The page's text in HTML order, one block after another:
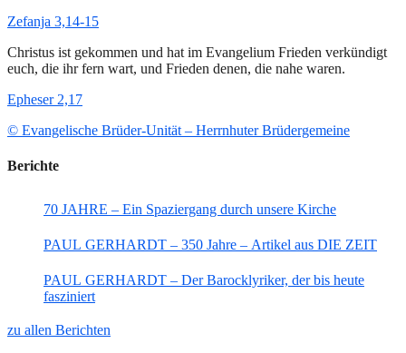
Zefanja 3,14-15
Christus ist gekommen und hat im Evangelium Frieden verkündigt
euch, die ihr fern wart, und Frieden denen, die nahe waren.
Epheser 2,17
© Evangelische Brüder-Unität – Herrnhuter Brüdergemeine
Berichte
70 JAHRE – Ein Spaziergang durch unsere Kirche
PAUL GERHARDT – 350 Jahre – Artikel aus DIE ZEIT
PAUL GERHARDT – Der Barocklyriker, der bis heute
fasziniert
zu allen Berichten